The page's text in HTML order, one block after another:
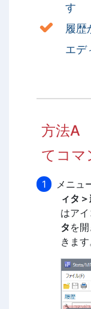
す
履歴
エデ
方法A
てコマ
メニュ
ィタ
はア
タ を
きます